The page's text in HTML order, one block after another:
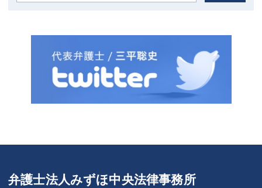
弁護士法人みずほ中央法律事務所